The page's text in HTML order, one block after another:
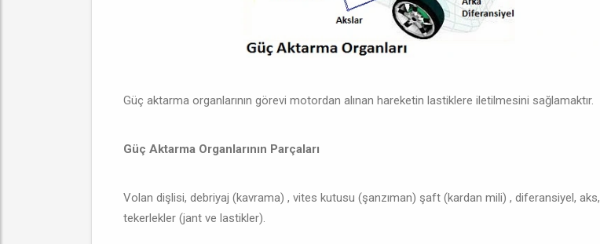
Güç aktarma organlarının görevi motordan alınan hareketin lastiklere iletilmesini sağlamaktır.
Güç Aktarma Organlarının Parçaları
Volan dişlisi, debriyaj (kavrama) , vites kutusu (şanzıman) şaft (kardan mili) , diferansiyel, aks,
tekerlekler (jant ve lastikler).